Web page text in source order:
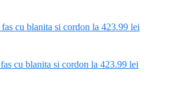
cu blanita si cordon la 423.99 lei
cu blanita si cordon la 423.99 lei